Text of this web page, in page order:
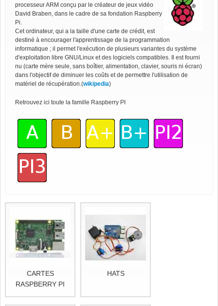
processeur ARM conçu par le créateur de jeux vidéo
David Braben, dans le cadre de sa fondation Raspberry
Pi.
Cet ordinateur, qui a la taille d'une carte de crédit, est
destiné à encourager l'apprentissage de la programmation
informatique ; il permet l'exécution de plusieurs variantes du système
d'exploitation libre GNU/Linux et des logiciels compatibles. Il est fourni
nu (carte mère seule, sans boîtier, alimentation, clavier, souris ni écran)
dans l'objectif de diminuer les coûts et de permettre l'utilisation de
matériel de récupération.(wikipedia)
Retrouvez ici toute la famille Raspberry PI
CARTES
RASPBERRY PI
HATS